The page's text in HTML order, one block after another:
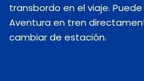
transbordo en el viaje.
Aventura en tren
cambiar de estación.